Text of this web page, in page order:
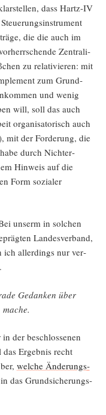
dass Hartz-IV
die die auch im
Zen­tra­li­
zu rela­ti­vie­ren: mit
zum Grund­
und wenig
will, soll das auch
orga­ni­sa­to­risch auch
mit der For­de­rung, die
durch Nicht­er­
Hin­weis auf die
Form sozia­ler
unserm in sol­chen
Lan­des­ver­band,
ich aller­dings nur ver­
Gedan­ken über
der beschlos­se­nen
Ergeb­nis recht
wel­che Ände­rungs­
das Grund­si­che­rungs-